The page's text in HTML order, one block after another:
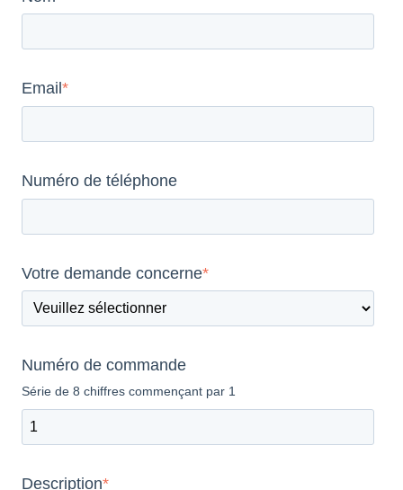
Email *
Numéro de téléphone
Votre demande concerne*
Numéro de commande
Série de 8 chiffres commençant par 1
Description*